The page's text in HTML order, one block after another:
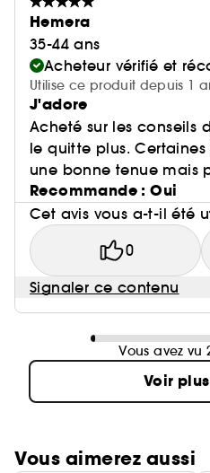
Hemera
35-44 ans
Acheteur vérifié et
Utilise ce produit depuis 1
J'adore
Acheté sur les conseils
le quitte plus.
une bonne tenue mais
Recommande : Oui
Cet avis vous a-t-il été
0
Signaler ce contenu
Vous avez vu
Voir
Vous aimerez aussi